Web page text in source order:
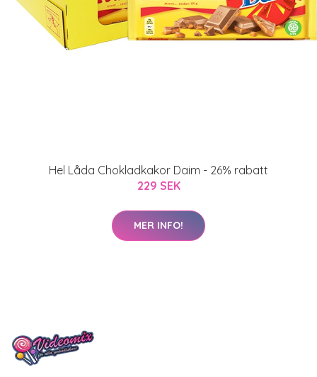
Hel Låda Chokladkakor Daim - 26% rabatt
229 SEK
MER INFO!